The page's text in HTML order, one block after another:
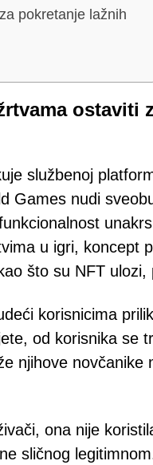
pokretanje lažnih
ostaviti
službenoj
Games nudi
u igri, koncept
što su NFT ulozi,
korisnicima
od korisnika se
njihove novčanike
ona nije
sličnog